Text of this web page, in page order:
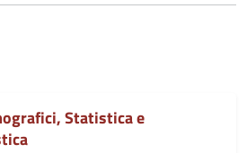
Statistica e